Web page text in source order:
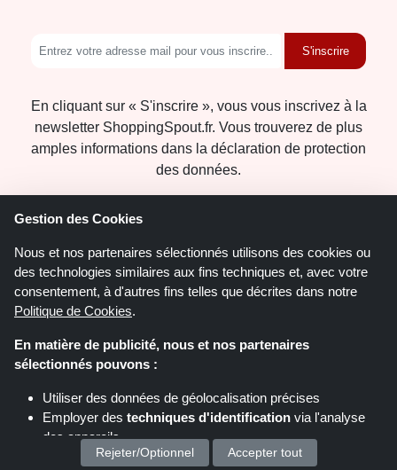
S'inscrire
En cliquant sur « S'inscrire », vous vous inscrivez à la
newsletter ShoppingSpout.fr. Vous trouverez de plus
amples informations dans la déclaration de protection
des données.
ShoppingSpout.fr
Politique de confidentialité
À propos de nous
Contactez-nous
Gestion des Cookies
Nous et nos partenaires sélectionnés utilisons des cookies ou
des technologies similaires aux fins techniques et, avec votre
consentement, à d'autres fins telles que décrites dans notre
Politique de Cookies.
En matière de publicité, nous et nos partenaires
sélectionnés pouvons :
Utiliser des données de géolocalisation précises
Employer des techniques d'identification via l'analyse
des appareils
Stocker et/ou accéder à des informations sur un appareil
Rejeter/Optionnel Accepter tout